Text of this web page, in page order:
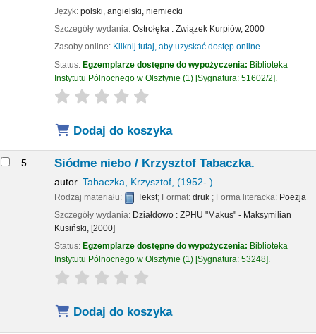
Język: polski, angielski, niemiecki
Szczegóły wydania: Ostrołęka : Związek Kurpiów, 2000
Zasoby online: Kliknij tutaj, aby uzyskać dostęp online
Status: Egzemplarze dostępne do wypożyczenia: Biblioteka
Instytutu Północnego w Olsztynie (1) Sygnatura: 51602/2 .
star rating
Dodaj do koszyka
5. Siódme niebo / Krzysztof Tabaczka.
autor Tabaczka, Krzysztof, (1952- )
Rodzaj materiału: Tekst; Format: druk ; Forma literacka: Poezja
Szczegóły wydania: Działdowo : ZPHU "Makus" - Maksymilian
Kusiński, [2000]
Status: Egzemplarze dostępne do wypożyczenia: Biblioteka
Instytutu Północnego w Olsztynie (1) Sygnatura: 53248 .
star rating
Dodaj do koszyka